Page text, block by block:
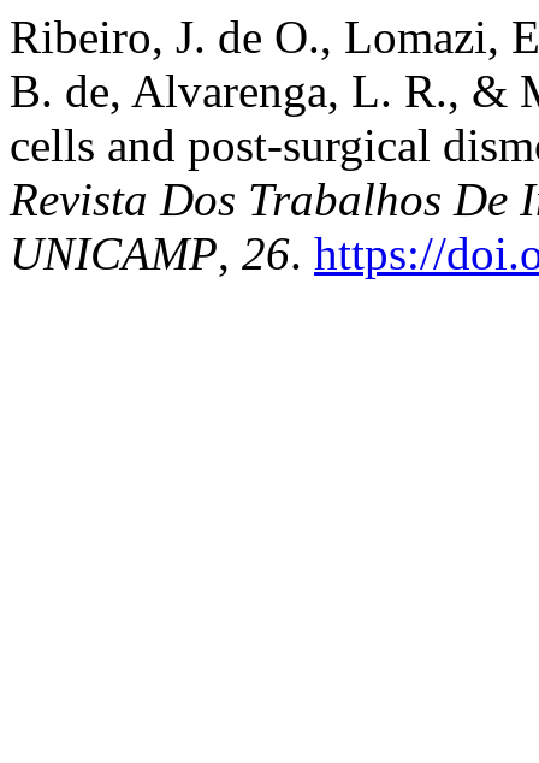
Ribeiro, J. de O., Lomazi,
B. de, Alvarenga, L. R., &
cells and post-surgical
Revista Dos Trabalhos
UNICAMP, 26. https://